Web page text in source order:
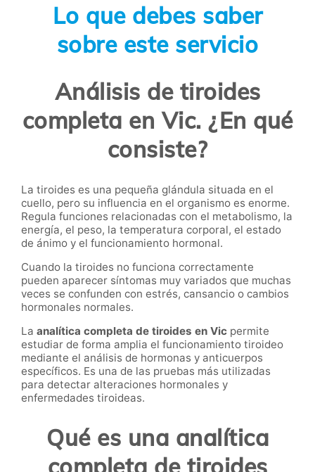
Lo que debes saber
sobre este servicio
Análisis de tiroides
completa en Vic. ¿En qué
consiste?
La tiroides es una pequeña glándula situada en el
cuello, pero su influencia en el organismo es enorme.
Regula funciones relacionadas con el metabolismo, la
energía, el peso, la temperatura corporal, el estado
de ánimo y el funcionamiento hormonal.
Cuando la tiroides no funciona correctamente
pueden aparecer síntomas muy variados que muchas
veces se confunden con estrés, cansancio o cambios
hormonales normales.
La analítica completa de tiroides en Vic permite
estudiar de forma amplia el funcionamiento tiroideo
mediante el análisis de hormonas y anticuerpos
específicos. Es una de las pruebas más utilizadas
para detectar alteraciones hormonales y
enfermedades tiroideas.
Qué es una analítica
completa de tiroides